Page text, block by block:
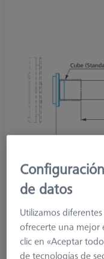
Measuring System Type
Product Type
de datos
Utilizamos
ofrecerte una mejor
clic en «Aceptar
de tecnologías de